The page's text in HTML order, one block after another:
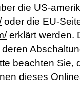
die US-
oder die EU-
erklärt werden.
beachten Sie,
dieses